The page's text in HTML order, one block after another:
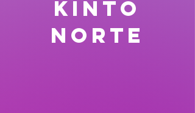
Kinto
Norte